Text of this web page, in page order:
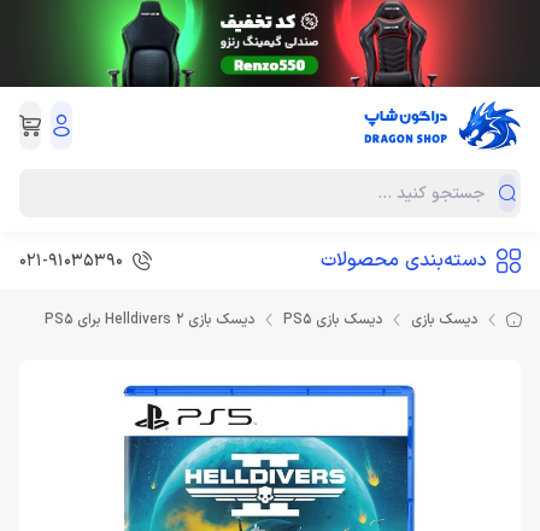
دسته‌بندی محصولات 021-91035390
دیسک بازی دیسک بازی PS5 دیسک بازی Helldivers 2 برای PS5